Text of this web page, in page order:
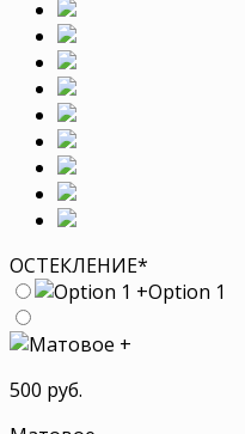
ОСТЕКЛЕНИЕ*
+Option 1
+
500 руб.